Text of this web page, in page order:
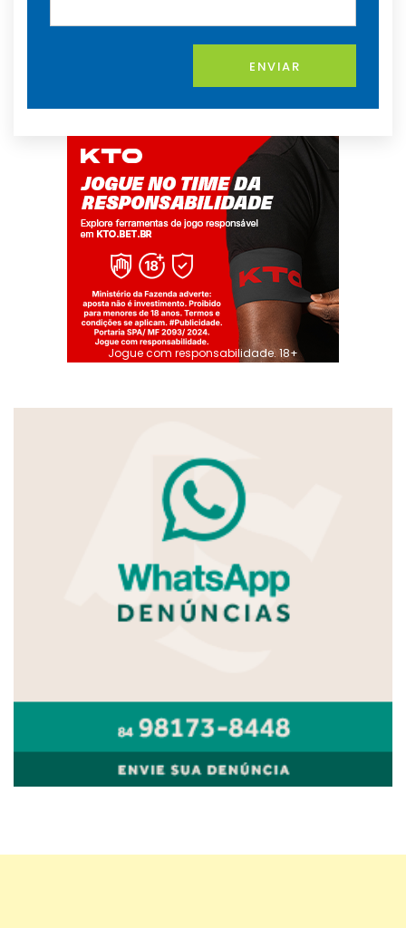
ENVIAR
Jogue com responsabilidade. 18+